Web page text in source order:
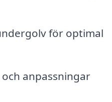
för optimal
anpassningar